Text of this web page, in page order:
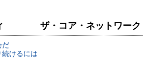
ィ ザ・コア・ネットワーク
だ
けるには